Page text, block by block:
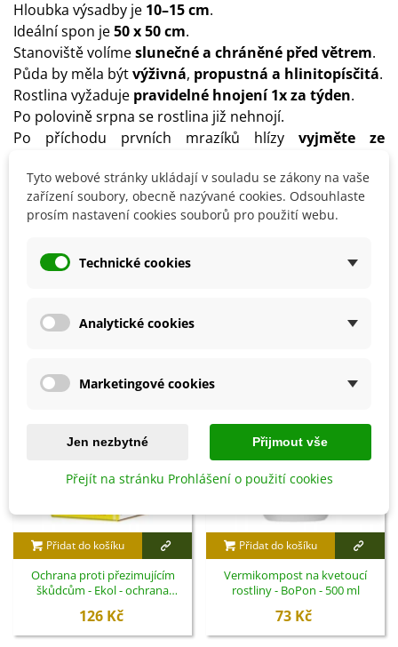
Hloubka výsadby je 10–15 cm.
Ideální spon je50 x 50 cm.
Stanoviště volímeslunečné a chráněné před větrem.
Půda by měla býtvýživná, propustná a hlinitopísčitá.
Rostlina vyžaduje pravidelné hnojení 1x za týden.
Po polovině srpna se rostlina již nehnojí.
Po příchodu prvních mrazíků hlízy vyjměte ze
suchém a vzdušném místě s teplotou 5–8 °C .
Přidat do košíku
Ochrana proti přezimujícím
škůdcům - Ekol - ochrana
126 Kč
Přidat do košíku
Vermikompost na kvetoucí
rostliny - BoPon - 500 ml
73 Kč
Tyto webové stránky ukládají v souladu se zákony na vaše
zařízení soubory, obecně nazývané cookies. Odsouhlaste
prosím nastavení cookies souborů pro použití webu.
Technické cookies
Analytické cookies
Marketingové cookies
Jen nezbytné Přijmout vše
Přejít na stránku Prohlášení o použití cookies